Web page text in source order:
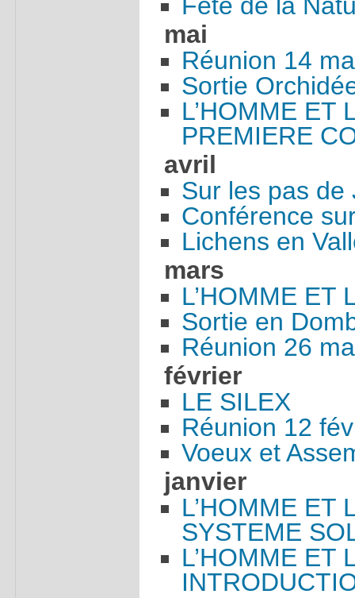
Fête de la
mai
Réunion 14
Sortie
L’HOMME ET
PREMIERE
avril
Sur les pas de
Conférence
Lichens en
mars
L’HOMME ET
Sortie en
Réunion 26
février
LE SILEX
Réunion 12
Voeux et
janvier
L’HOMME ET
SYSTEME
L’HOMME ET